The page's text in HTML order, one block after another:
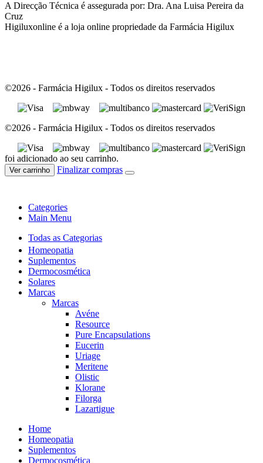
A Direcção Técnica é assegurada por: Dra. Ana Luisa Pereira da
Cruz
Higiluxonline é a loja online propriedade da Farmácia Higilux
©2026 - Farmácia Higilux - Todos os direitos reservados
©2026 - Farmácia Higilux - Todos os direitos reservados
foi adicionado ao seu carrinho.
Ver carrinho Finalizar compras
Categories
Main Menu
Todas as Categorias
Homeopatia
Suplementos
Dermocosmética
Solares
Marcas
Marcas
Avéne
Resource
Pure Encapsulations
Eucerin
Uriage
Meritene
Olistic
Klorane
Filorga
Lazartigue
Home
Homeopatia
Suplementos
Dermocosmética